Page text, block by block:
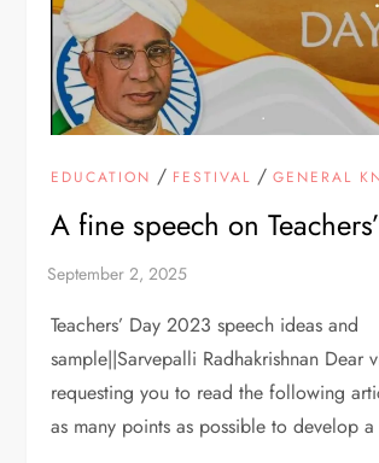
EDUCATION / FESTIVAL /GENERAL
A fine speech on
Teachers’ Day 2023 speech ideas and
sample||Sarvepalli Radhakrishnan Dear
requesting you to read the following
as many points as possible to develop